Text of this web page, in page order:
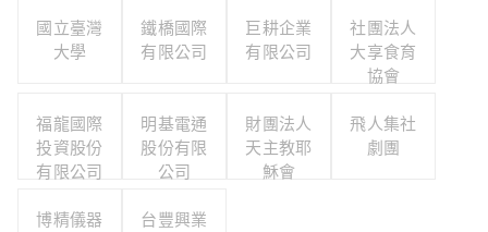
國立臺灣
大學
鐵橋國際
有限公司
巨耕企業
有限公司
社團法人
大享食育
協會
福龍國際
投資股份
有限公司
明基電通
股份有限
公司
財團法人
天主教耶
穌會
飛人集社
劇團
博精儀器
台豐興業